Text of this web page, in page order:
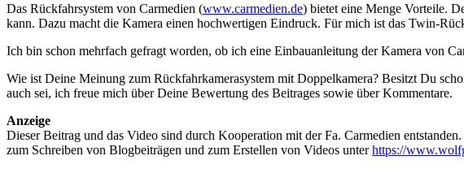
Das Rückfahrsystem von Carmedien (www.carmedien.de) bietet eine Menge Vorteile.
kann. Dazu macht die Kamera einen hochwertigen Eindruck. Für mich ist das Twin-
Ich bin schon mehrfach gefragt worden, ob ich eine Einbauanleitung der Kamera von
Wie ist Deine Meinung zum Rückfahrkamerasystem mit Doppelkamera? Besitzt Du
auch sei, ich freue mich über Deine Bewertung des Beitrages sowie über Kommentare.
Anzeige
Dieser Beitrag und das Video sind durch Kooperation mit der Fa. Carmedien
zum Schreiben von Blogbeiträgen und zum Erstellen von Videos unterhttps://